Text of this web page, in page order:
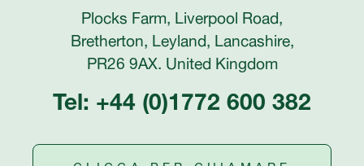
Plocks Farm, Liverpool Road,
Bretherton, Leyland, Lancashire,
PR26 9AX. United Kingdom
Tel: +44 (0)1772 600 382